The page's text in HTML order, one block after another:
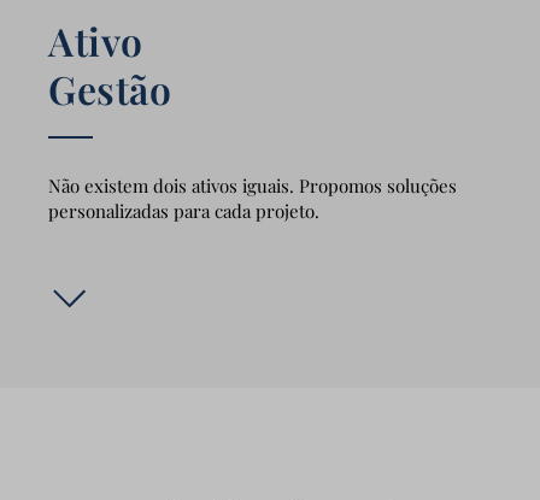
Ativo
Gestão
Não existem dois ativos iguais. Propomos soluções
personalizadas para cada projeto.